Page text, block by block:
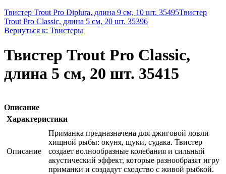
Твистер Trout Pro Diplura, длина 9 см, 10 шт. 35495Твистер
Trout Pro Classic, длина 5 см, 20 шт. 35396
Вернуться к: Твистеры
Твистер Trout Pro Classic,
длина 5 см, 20 шт. 35415
Описание
Характеристики
Описание
Приманка предназначена для джиговой ловли
хищной рыбы: окуня, щуки, судака. Твистер
создает волнообразные колебания и сильный
акустический эффект, которые разнообразят игру
приманки и создадут сходство с живой рыбкой.